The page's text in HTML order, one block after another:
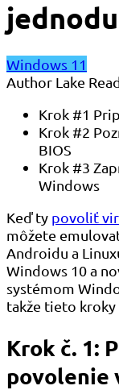
Windows 11
Author Lake
Krok #1
Krok #2
BIOS
Krok #3
Windows
Keď ty povoliť
môžete
Androidu a
Windows 10 a
systémom
takže tieto
Krok č. 1:
povolenie